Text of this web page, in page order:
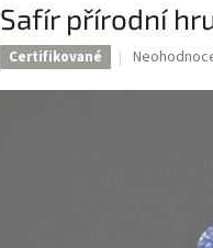
Safír přírodní
Certifikované
Průměrné
produktu